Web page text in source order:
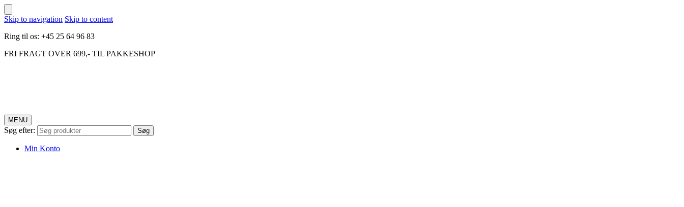
Skip to navigation Skip to content
Ring til os: +45 25 64 96 83
FRI FRAGT OVER 699,- TIL PAKKESHOP
MENU
Søg efter: Søg
Min Konto